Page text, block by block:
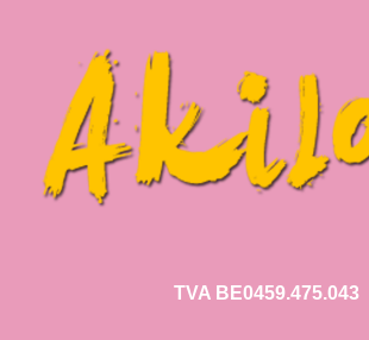
TVA BE0459.475.043